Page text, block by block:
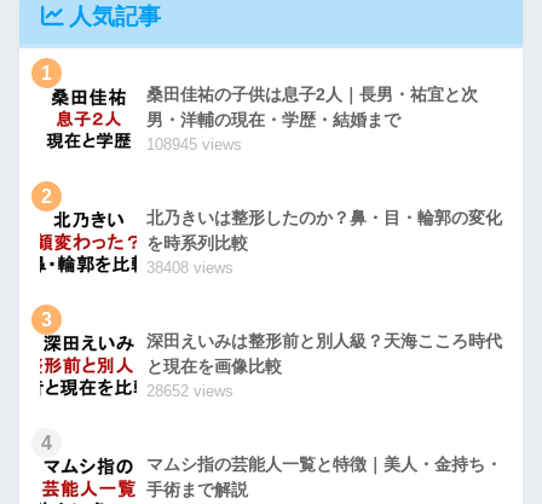
人気記事
1
桑田佳祐の子供は息子2人｜長男・祐宜と次
男・洋輔の現在・学歴・結婚まで
108945 views
2
北乃きいは整形したのか？鼻・目・輪郭の変化
を時系列比較
38408 views
3
深田えいみは整形前と別人級？天海こころ時代
と現在を画像比較
28652 views
4
マムシ指の芸能人一覧と特徴｜美人・金持ち・
手術まで解説